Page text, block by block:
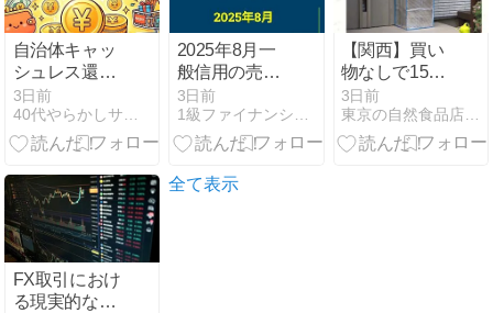
自治体キャッ
シュレス還元
で3,000pt！
2026年7月の
WAON POINT
め【4,324pt】
3日前
2025年8月一
般信用の売り
在庫状況 SBI
証券フライン
グクロス（優
引）
3日前
【関西】買い
物なしで15時
間浮く！コー
プの宅配でワ
ンオペ解放
3日前
FX取引におけ
る現実的な目
全て表示